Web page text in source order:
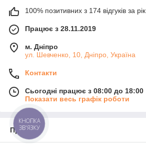
100% позитивних з 174 відгуків за рік
Працює з 28.11.2019
м. Дніпро
ул. Шевченко, 10, Дніпро, Україна
Контакти
Сьогодні працює з 08:00 до 18:00
Показати весь графік роботи
Про нас
КНОПКА
ЗВ'ЯЗКУ